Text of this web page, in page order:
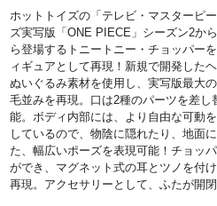
ホットトイズの「テレビ・マスターピ
ズ実写版「ONE PIECE」シーズン2か
ら登場するトニートニー・チョッパー
ィギュアとして再現！新規で開発した
ぬいぐるみ素材を使用し、実写版最大
毛並みを再現。口は2種のパーツを差
能。ボディ内部には、より自由な可動
しているので、物陰に隠れたり、地面
た、幅広いポーズを表現可能！チョッ
ができ、マグネット式の耳とツノを付
再現。アクセサリーとして、ふたが開